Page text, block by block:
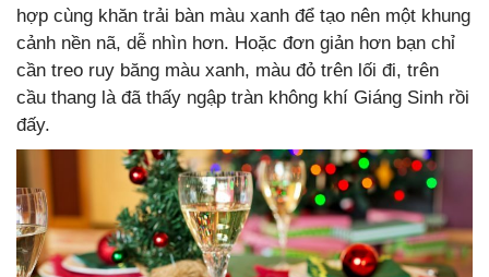
hợp cùng khăn trải bàn màu xanh để tạo nên một khung
cảnh nền nã, dễ nhìn hơn. Hoặc đơn giản hơn bạn chỉ
cần treo ruy băng màu xanh, màu đỏ trên lối đi, trên
cầu thang là đã thấy ngập tràn không khí Giáng Sinh rồi
đấy.